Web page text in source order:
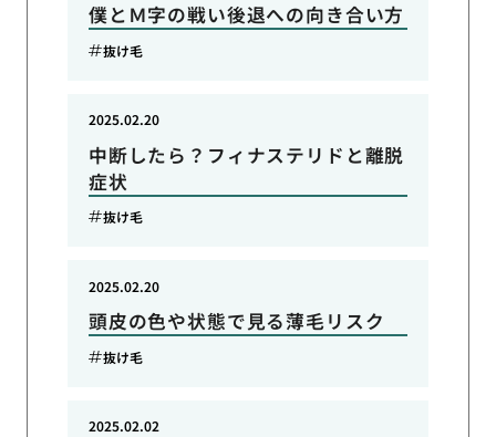
僕とＭ字の戦い後退への向き合い方
抜け毛
中断したら？フィナステリドと離脱
症状
2025.02.20
抜け毛
頭皮の色や状態で見る薄毛リスク
2025.02.20
抜け毛
2025.02.02